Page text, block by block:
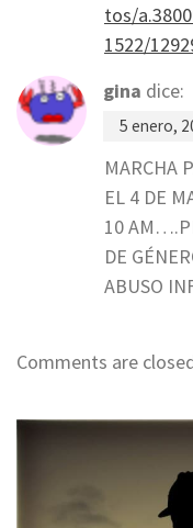
tos/
1522/
gina dice:
5 enero,
MARCHA
EL 4 DE
10
DE
ABUSO
Comments are